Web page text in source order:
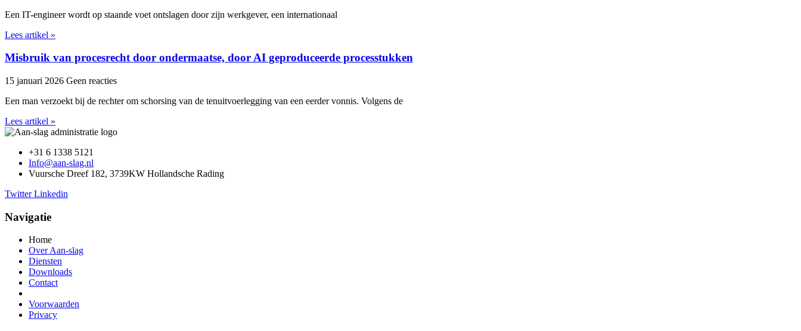
Een IT-engineer wordt op staande voet ontslagen door zijn werkgever, een internationaal
Lees artikel »
Misbruik van procesrecht door ondermaatse, door AI geproduceerde processtukken
15 januari 2026 Geen reacties
Een man verzoekt bij de rechter om schorsing van de tenuitvoerlegging van een eerder vonnis. Volgens de
Lees artikel »
+31 6 1338 5121
Info@aan-slag.nl
Vuursche Dreef 182, 3739KW Hollandsche Rading
Twitter Linkedin
Navigatie
Home
Over Aan-slag
Diensten
Downloads
Contact
Voorwaarden
Privacy